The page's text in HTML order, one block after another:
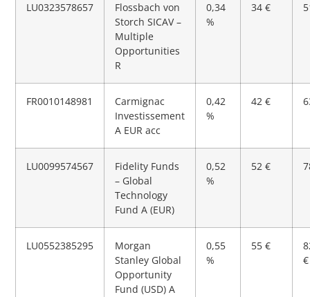
LU0323578657
Flossbach von
Storch SICAV –
Multiple
Opportunities
R
0,34
%
34 €
FR0010148981
Carmignac
Investissement
A EUR acc
0,42
%
42 €
LU0099574567
Fidelity Funds
– Global
Technology
Fund A (EUR)
0,52
%
52 €
LU0552385295
Morgan
Stanley Global
Opportunity
Fund (USD) A
0,55
%
55 €
€